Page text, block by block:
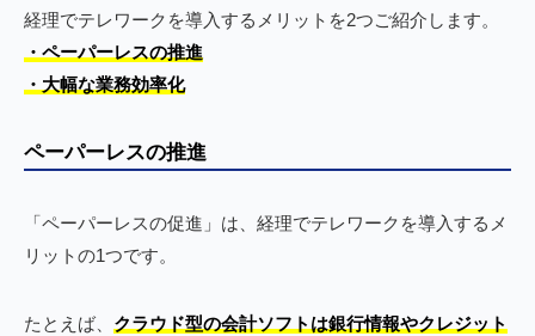
経理でテレワークを導入するメリットを2つご紹介します。
・ペーパーレスの推進
・大幅な業務効率化
ペーパーレスの推進
「ペーパーレスの促進」は、経理でテレワークを導入するメ
リットの1つです。
たとえば、 クラウド型の会計ソフトは銀行情報やクレジット